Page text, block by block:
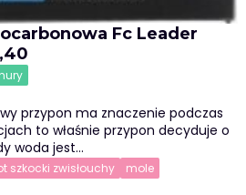
Fc Leader
przypon ma znaczenie podczas
to właśnie przypon decyduje o
woda jest…
szkocki zwisłouchy
mole